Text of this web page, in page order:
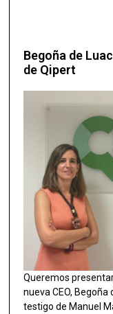
Begoña de
de Qipert
Queremos
nueva CEO,
testigo de Manuel